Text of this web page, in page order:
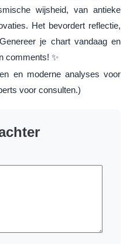
wijsheid, van antieke
Het bevordert reflectie,
je chart vandaag en
comments! ✨
en moderne analyses voor
voor consulten.)